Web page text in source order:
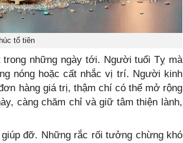
tổ tiên
những ngày tới. Người tuổi Tỵ mà
nóng hoặc cất nhắc vị trí. Người kinh
hàng giá trị, thậm chí có thể mở rộng
càng chăm chỉ và giữ tâm thiện lành,
đỡ. Những rắc rối tưởng chừng khó